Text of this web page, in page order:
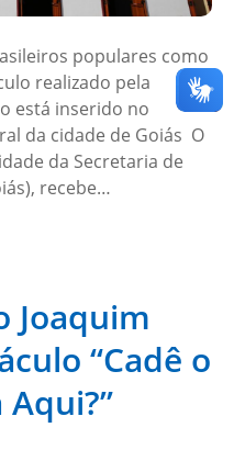
populares como
realizado pela
está inserido no
da cidade de Goiás O
da Secretaria de
recebe…
Joaquim
“Cadê o